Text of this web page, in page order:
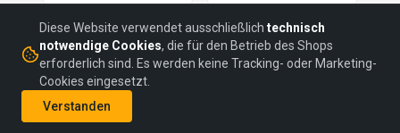
©2026headON Communications GmbH
Diese Website verwendet ausschließlich technisch
notwendige Cookies, die für den Betrieb des Shops
erforderlich sind. Es werden keine Tracking- oder Marketing-
Cookies eingesetzt.
Verstanden